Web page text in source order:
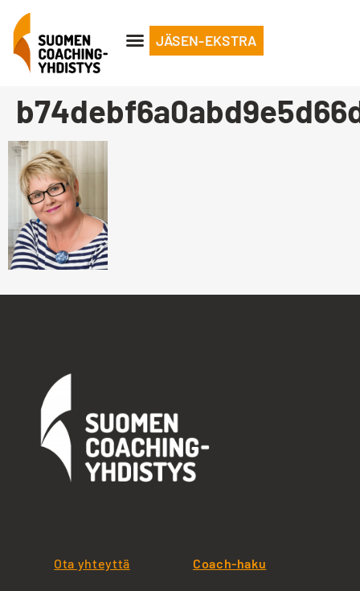
JÄSEN-EKSTRA
Ota yhteyttä Coach-haku